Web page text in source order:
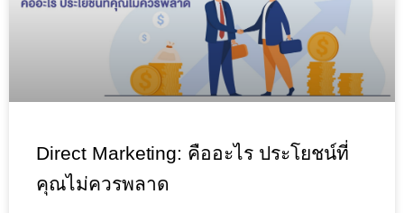
Direct Marketing: คืออะไร ประโยชน์ที่
คุณไม่ควรพลาด